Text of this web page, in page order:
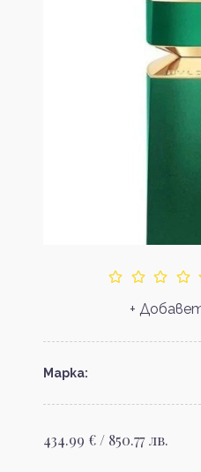
+
Марка:
434.99 € / 850.77 лв.